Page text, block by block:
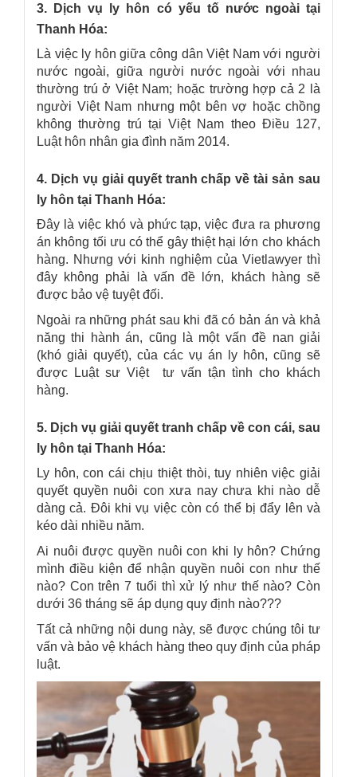
3. Dịch vụ ly hôn có yếu tố nước ngoài tại
Thanh Hóa:
Là việc ly hôn giữa công dân Việt Nam với người
nước ngoài, giữa người nước ngoài với nhau
thường trú ở Việt Nam; hoặc trường hợp cả 2 là
người Việt Nam nhưng một bên vợ hoặc chồng
không thường trú tại Việt Nam theo Điều 127,
Luật hôn nhân gia đình năm 2014.
4. Dịch vụ giải quyết tranh chấp về tài sản sau
ly hôn tại Thanh Hóa:
Đây là việc khó và phức tạp, việc đưa ra phương
án không tối ưu có thể gây thiệt hại lớn cho khách
hàng. Nhưng với kinh nghiệm của Vietlawyer thì
đây không phải là vấn đề lớn, khách hàng sẽ
được bảo vệ tuyệt đối.
Ngoài ra những phát sau khi đã có bản án và khả
năng thi hành án, cũng là một vấn đề nan giải
(khó giải quyết), của các vụ án ly hôn, cũng sẽ
được Luật sư Việt tư vấn tận tình cho khách
hàng.
5. Dịch vụ giải quyết tranh chấp về con cái, sau
ly hôn tại Thanh Hóa:
Ly hôn, con cái chịu thiệt thòi, tuy nhiên việc giải
quyết quyền nuôi con xưa nay chưa khi nào dễ
dàng cả. Đôi khi vụ việc còn có thể bị đẩy lên và
kéo dài nhiều năm.
Ai nuôi được quyền nuôi con khi ly hôn? Chứng
mình điều kiện để nhận quyền nuôi con như thế
nào? Con trên 7 tuổi thì xử lý như thế nào? Còn
dưới 36 tháng sẽ áp dụng quy định nào???
Tất cả những nội dung này, sẽ được chúng tôi tư
vấn và bảo vệ khách hàng theo quy định của pháp
luật.